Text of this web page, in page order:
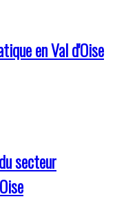
en Val d'Oise
secteur